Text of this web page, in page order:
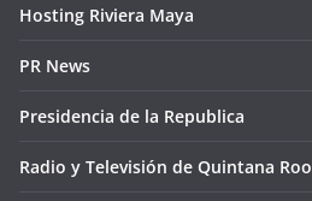
Hosting Riviera Maya
PR News
Presidencia de la Republica
Radio y Televisión de Quintana Roo